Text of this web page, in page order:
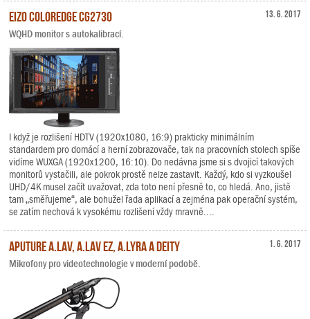
13. 6. 2017
EIZO ColorEdge CG2730
WQHD monitor s autokalibrací.
I když je rozlišení HDTV (1920x1080, 16:9) prakticky minimálním
standardem pro domácí a herní zobrazovače, tak na pracovních stolech spíše
vidíme WUXGA (1920x1200, 16:10). Do nedávna jsme si s dvojicí takových
monitorů vystačili, ale pokrok prostě nelze zastavit. Každý, kdo si vyzkoušel
UHD/4K musel začít uvažovat, zda toto není přesně to, co hledá. Ano, jistě
tam „směřujeme“, ale bohužel řada aplikací a zejména pak operační systém,
se zatím nechová k vysokému rozlišení vždy mravně....
1. 6. 2017
Aputure A.lav, A.lav ez, A.Lyra a Deity
Mikrofony pro videotechnologie v moderní podobě.